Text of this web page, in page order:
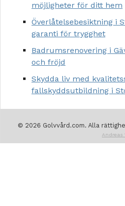
möjligheter för ditt hem
Överlåtelsebesiktning i
garanti för trygghet
Badrumsrenovering i
och fröjd
Skydda liv med
fallskyddsutbildning i
© 2026 Golvvård.com. Alla
Andreas